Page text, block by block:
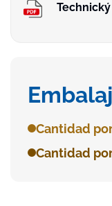
Cantidad
Cantidad